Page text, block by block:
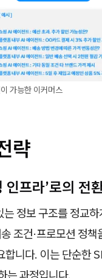
가능한 이커머스
략
프라’로의 전
정보 구조를 정교
조건·프로모션 정
니다. 이는 단순한
는 과정입니다.